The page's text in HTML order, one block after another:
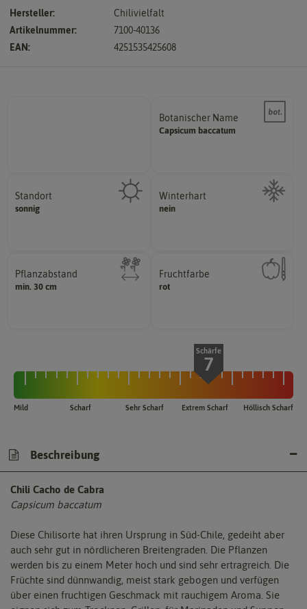
Hersteller:
Chilivielfalt
Artikelnummer:
7100-40136
EAN:
4251535425608
Botanischer Name
Capsicum baccatum
Namen zur eindeutigen
Bestimmung der Pflanze.
Standort
sonnig
Pflanze? (schattig, halbschattig,
sonnig, vollsonnig)
Winterhart
nein
Probleme überwintern können.
Pflanzabstand
min. 30 cm
Pflanzen voneinander haben?
Fruchtfarbe
rot
sie nach dem Reifungsprozess
hat.
Schärfe
7
Mild Scharf Sehr Scharf Extrem Scharf Höllisch Scharf
Beschreibung
Chili Cacho de Cabra
Capsicum baccatum
Diese Chilisorte hat ihren Ursprung in Süd-Chile, gedeiht aber
auch sehr gut in nördlicheren Breitengraden. Die Pflanzen
werden bis zu einem Meter hoch und sind sehr ertragreich. Die
Früchte sind dünnwandig, meist stark gebogen und verfügen
über einen fruchtigen Geschmack mit rauchigem Aroma. Sie